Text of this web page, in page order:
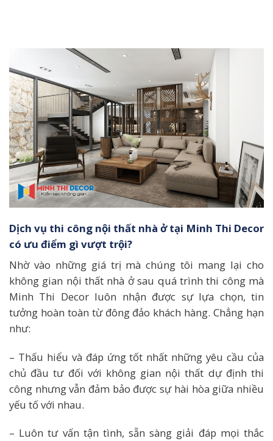
Dịch vụ thi công nội thất nhà ở tại Minh Thi Decor
có ưu điểm gì vượt trội?
Nhờ vào những giá trị mà chúng tôi mang lại cho
không gian nội thất nhà ở sau quá trình thi công mà
Minh Thi Decor luôn nhận được sự lựa chọn, tin
tưởng hoàn toàn từ đông đảo khách hàng. Chẳng hạn
như:
– Thấu hiểu và đáp ứng tốt nhất những yêu cầu của
chủ đầu tư đối với không gian nội thất dự định thi
công nhưng vẫn đảm bảo được sự hài hòa giữa nhiều
yếu tố với nhau.
– Luôn tư vấn tận tình, sẵn sàng giải đáp mọi thắc